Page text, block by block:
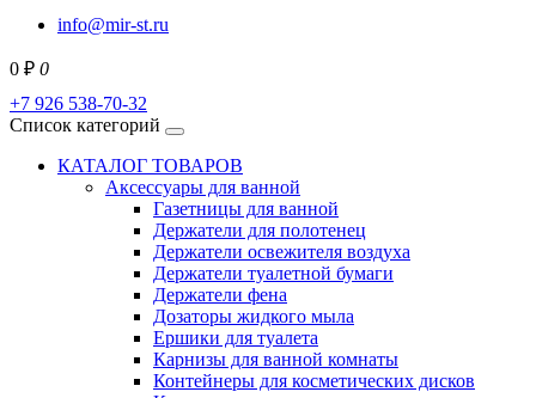
info@mir-st.ru
0 ₽ 0
+7 926 538-70-32
Список категорий
КАТАЛОГ ТОВАРОВ
Аксессуары для ванной
Газетницы для ванной
Держатели для полотенец
Держатели освежителя воздуха
Держатели туалетной бумаги
Держатели фена
Дозаторы жидкого мыла
Ершики для туалета
Карнизы для ванной комнаты
Контейнеры для косметических дисков